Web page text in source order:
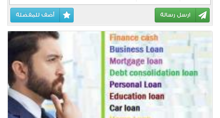
ارسل رسالة أضف للمفضلة